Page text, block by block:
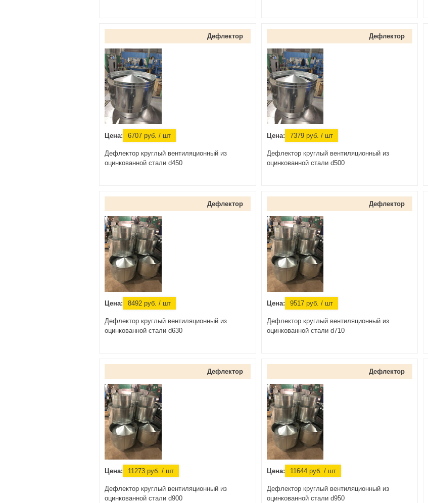
Дефлектор
Цена: 6707 руб. / шт
Дефлектор круглый вентиляционный из
оцинкованной стали d450
Дефлектор
Цена: 7379 руб. / шт
Дефлектор круглый вентиляционный из
оцинкованной стали d500
Дефлектор
Цена: 8492 руб. / шт
Дефлектор круглый вентиляционный из
оцинкованной стали d630
Дефлектор
Цена: 9517 руб. / шт
Дефлектор круглый вентиляционный из
оцинкованной стали d710
Дефлектор
Цена: 11273 руб. / шт
Дефлектор круглый вентиляционный из
оцинкованной стали d900
Дефлектор
Цена: 11644 руб. / шт
Дефлектор круглый вентиляционный из
оцинкованной стали d950